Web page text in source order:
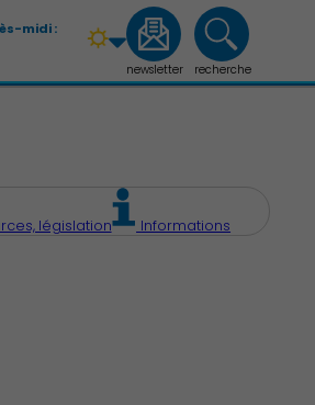
midi :
newsletter recherche
législation Informations